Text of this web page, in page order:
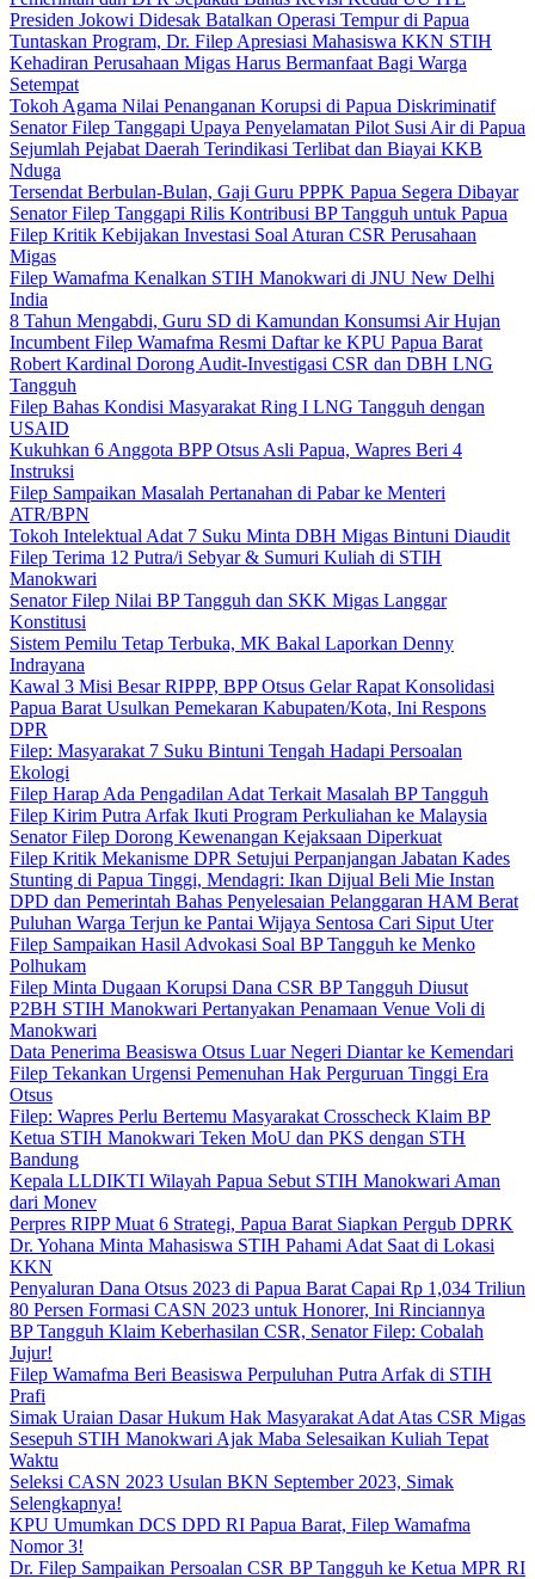
Presiden Jokowi Didesak Batalkan Operasi Tempur di Papua
Tuntaskan Program, Dr. Filep Apresiasi Mahasiswa KKN STIH
Kehadiran Perusahaan Migas Harus Bermanfaat Bagi Warga
Setempat
Tokoh Agama Nilai Penanganan Korupsi di Papua Diskriminatif
Senator Filep Tanggapi Upaya Penyelamatan Pilot Susi Air di Papua
Sejumlah Pejabat Daerah Terindikasi Terlibat dan Biayai KKB
Nduga
Tersendat Berbulan-Bulan, Gaji Guru PPPK Papua Segera Dibayar
Senator Filep Tanggapi Rilis Kontribusi BP Tangguh untuk Papua
Filep Kritik Kebijakan Investasi Soal Aturan CSR Perusahaan
Migas
Filep Wamafma Kenalkan STIH Manokwari di JNU New Delhi
India
8 Tahun Mengabdi, Guru SD di Kamundan Konsumsi Air Hujan
Incumbent Filep Wamafma Resmi Daftar ke KPU Papua Barat
Robert Kardinal Dorong Audit-Investigasi CSR dan DBH LNG
Tangguh
Filep Bahas Kondisi Masyarakat Ring I LNG Tangguh dengan
USAID
Kukuhkan 6 Anggota BPP Otsus Asli Papua, Wapres Beri 4
Instruksi
Filep Sampaikan Masalah Pertanahan di Pabar ke Menteri
ATR/BPN
Tokoh Intelektual Adat 7 Suku Minta DBH Migas Bintuni Diaudit
Filep Terima 12 Putra/i Sebyar & Sumuri Kuliah di STIH
Manokwari
Senator Filep Nilai BP Tangguh dan SKK Migas Langgar
Konstitusi
Sistem Pemilu Tetap Terbuka, MK Bakal Laporkan Denny
Indrayana
Kawal 3 Misi Besar RIPPP, BPP Otsus Gelar Rapat Konsolidasi
Papua Barat Usulkan Pemekaran Kabupaten/Kota, Ini Respons
DPR
Filep: Masyarakat 7 Suku Bintuni Tengah Hadapi Persoalan
Ekologi
Filep Harap Ada Pengadilan Adat Terkait Masalah BP Tangguh
Filep Kirim Putra Arfak Ikuti Program Perkuliahan ke Malaysia
Senator Filep Dorong Kewenangan Kejaksaan Diperkuat
Filep Kritik Mekanisme DPR Setujui Perpanjangan Jabatan Kades
Stunting di Papua Tinggi, Mendagri: Ikan Dijual Beli Mie Instan
DPD dan Pemerintah Bahas Penyelesaian Pelanggaran HAM Berat
Puluhan Warga Terjun ke Pantai Wijaya Sentosa Cari Siput Uter
Filep Sampaikan Hasil Advokasi Soal BP Tangguh ke Menko
Polhukam
Filep Minta Dugaan Korupsi Dana CSR BP Tangguh Diusut
P2BH STIH Manokwari Pertanyakan Penamaan Venue Voli di
Manokwari
Data Penerima Beasiswa Otsus Luar Negeri Diantar ke Kemendari
Filep Tekankan Urgensi Pemenuhan Hak Perguruan Tinggi Era
Otsus
Filep: Wapres Perlu Bertemu Masyarakat Crosscheck Klaim BP
Ketua STIH Manokwari Teken MoU dan PKS dengan STH
Bandung
Kepala LLDIKTI Wilayah Papua Sebut STIH Manokwari Aman
dari Monev
Perpres RIPP Muat 6 Strategi, Papua Barat Siapkan Pergub DPRK
Dr. Yohana Minta Mahasiswa STIH Pahami Adat Saat di Lokasi
KKN
Penyaluran Dana Otsus 2023 di Papua Barat Capai Rp 1,034 Triliun
80 Persen Formasi CASN 2023 untuk Honorer, Ini Rinciannya
BP Tangguh Klaim Keberhasilan CSR, Senator Filep: Cobalah
Jujur!
Filep Wamafma Beri Beasiswa Perpuluhan Putra Arfak di STIH
Prafi
Simak Uraian Dasar Hukum Hak Masyarakat Adat Atas CSR Migas
Sesepuh STIH Manokwari Ajak Maba Selesaikan Kuliah Tepat
Waktu
Seleksi CASN 2023 Usulan BKN September 2023, Simak
Selengkapnya!
KPU Umumkan DCS DPD RI Papua Barat, Filep Wamafma
Nomor 3!
Dr. Filep Sampaikan Persoalan CSR BP Tangguh ke Ketua MPR RI